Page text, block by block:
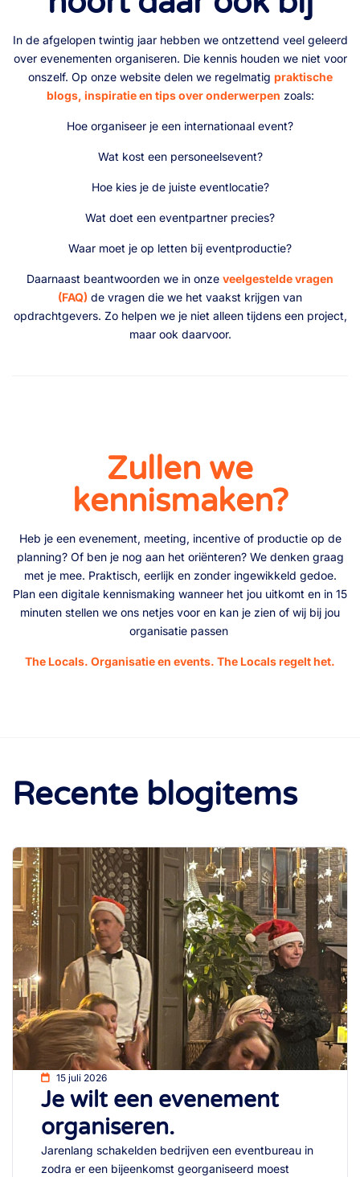
In de afgelopen twintig jaar hebben we ontzettend veel geleerd
over evenementen organiseren. Die kennis houden we niet voor
onszelf. Op onze website delen we regelmatig praktische
blogs, inspiratie en tips over onderwerpen zoals:
Hoe organiseer je een internationaal event?
Wat kost een personeelsevent?
Hoe kies je de juiste eventlocatie?
Wat doet een eventpartner precies?
Waar moet je op letten bij eventproductie?
Daarnaast beantwoorden we in onze veelgestelde vragen
(FAQ) de vragen die we het vaakst krijgen van
opdrachtgevers. Zo helpen we je niet alleen tijdens een project,
maar ook daarvoor.
Zullen we
kennismaken?
Heb je een evenement, meeting, incentive of productie op de
planning? Of ben je nog aan het oriënteren? We denken graag
met je mee. Praktisch, eerlijk en zonder ingewikkeld gedoe.
Plan een digitale kennismaking wanneer het jou uitkomt en in 15
minuten stellen we ons netjes voor en kan je zien of wij bij jou
organisatie passen
The Locals. Organisatie en events. The Locals regelt het.
Recente blogitems
15 juli 2026
Je wilt een evenement
organiseren.
Jarenlang schakelden bedrijven een eventbureau in
zodra er een bijeenkomst georganiseerd moest